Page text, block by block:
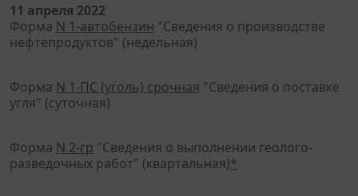
11 апреля 2022
Форма N 1-автобензин "Сведения о производстве
нефтепродуктов" (недельная)
Форма N 1-ПС (уголь) срочная "Сведения о поставке
угля" (суточная)
Форма N 2-гр "Сведения о выполнении геолого-
разведочных работ" (квартальная)*